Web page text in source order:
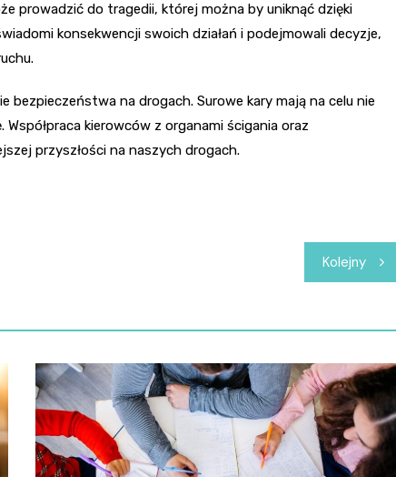
prowadzić do tragedii, której można by uniknąć dzięki
konsekwencji swoich działań i podejmowali decyzje,
bezpieczeństwa na drogach. Surowe kary mają na celu nie
kierowców z organami ścigania oraz
przyszłości na naszych drogach.
Kolejny